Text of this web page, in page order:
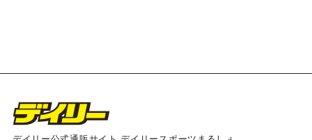
阪神タイガース×デイリー×江坂ジーンズ